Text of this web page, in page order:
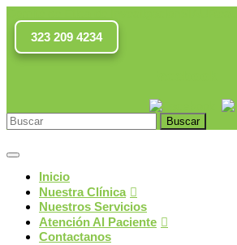
contenido
323 209 4234
Facebook
Buscar:
Botón
apertura
Inicio
Nuestra Clínica
Nuestros Servicios
Atención Al Paciente
Contactanos